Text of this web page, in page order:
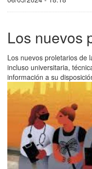
Los nuevos
Los nuevos proletarios de
incluso universitaria,
información a su